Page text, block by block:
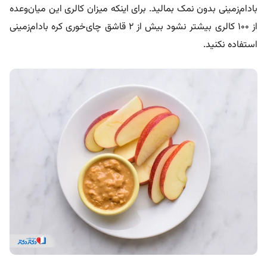
بادام‌زمینی بدون نمک بمالید. برای اینکه میزان کالری این میان‌وعده
از ۱۰۰ کالری بیشتر نشود بیش از ۲ قاشق چای‌خوری کره بادام‌زمینی
استفاده نکنید.